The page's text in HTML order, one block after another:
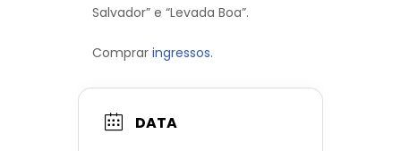
Salvador” e “Levada Boa”.
Comprar ingressos.
DATA